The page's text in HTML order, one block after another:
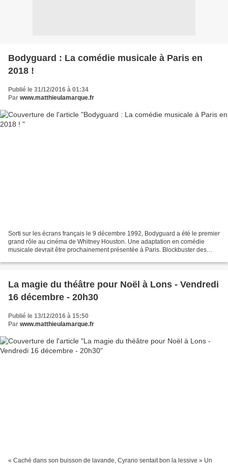
Bodyguard : La comédie musicale à Paris en
2018 !
Publié le 31/12/2016 à 01:34
Par www.matthieulamarque.fr
Sorti sur les écrans français le 9 décembre 1992, Bodyguard a été le premier
grand rôle au cinéma de Whitney Houston. Une adaptation en comédie
musicale devrait être prochainement présentée à Paris. Blockbuster des
La magie du théâtre pour Noël à Lons - Vendredi
16 décembre - 20h30
Publié le 13/12/2016 à 15:50
Par www.matthieulamarque.fr
« Caché dans son buisson de lavande, Cyrano sentait bon la lessive » Un